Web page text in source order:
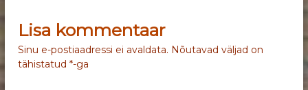
i
g
Lisa kommentaar
Sinu e-postiaadressi ei avaldata. Nõutavad väljad on
tähistatud*-ga